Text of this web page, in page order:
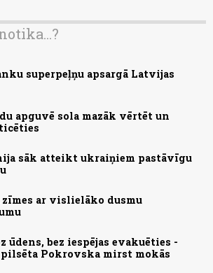
superpeļņu apsargā Latvijas
apguvē sola mazāk vērtēt un
sāk atteikt ukraiņiem pastāvīgu
zīmes ar vislielāko dusmu
ūdens, bez iespējas evakuēties -
Pokrovska mirst mokās